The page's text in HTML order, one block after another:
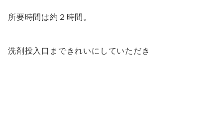
所要時間は約２時間。
洗剤投入口まできれいにしていただき